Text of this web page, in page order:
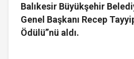
Balıkesir Büyükşehir
Genel Başkanı Recep
Ödülü”nü aldı.